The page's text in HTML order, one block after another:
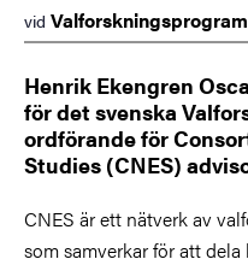
vid
Henrik Ekengren
för det svenska
ordförande för
Studies (CNES)
CNES är ett nätverk av
som samverkar för att